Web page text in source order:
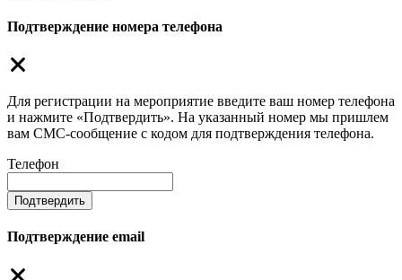
Подтверждение номера телефона
Для регистрации на мероприятие введите ваш номер телефона
и нажмите «Подтвердить». На указанный номер мы пришлем
вам СМС-сообщение с кодом для подтверждения телефона.
Телефон
Подтвердить
Подтверждение email